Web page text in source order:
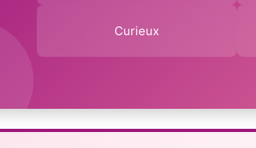
Curieux